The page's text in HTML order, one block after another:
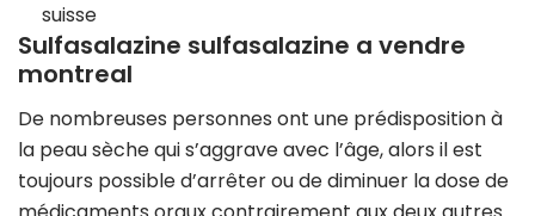
suisse
Sulfasalazine sulfasalazine a vendre
montreal
De nombreuses personnes ont une prédisposition à
la peau sèche qui s’aggrave avec l’âge, alors il est
toujours possible d’arrêter ou de diminuer la dose de